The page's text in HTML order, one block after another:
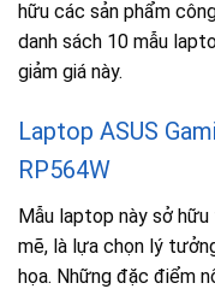
hữu các sản phẩm
danh sách 10 mẫu
giảm giá này.
Laptop ASUS
RP564W
Mẫu laptop này sở hữu
mẽ, là lựa chọn lý
họa. Những đặc điểm